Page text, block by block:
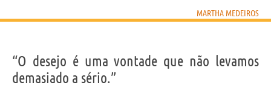
MARTHA MEDEIROS
“O desejo é uma vontade que não levamos
demasiado a sério.”